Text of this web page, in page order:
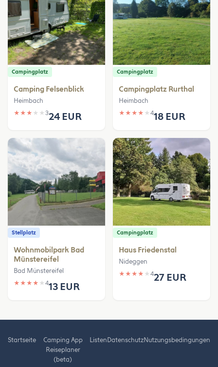
Campingplatz
Camping Felsenblick
Heimbach
★ ★ ★ ★ ★ 324 EUR
Campingplatz
Campingplatz Rurthal
Heimbach
★ ★ ★ ★ ★ 418 EUR
Stellplatz
Wohnmobilpark Bad
Münstereifel
Bad Münstereifel
★ ★ ★ ★ ★ 413 EUR
Campingplatz
Haus Friedenstal
Nideggen
★ ★ ★ ★ ★ 427 EUR
Startseite
Camping App
Reiseplaner
(beta)
ListenDatenschutzNutzungsbedingungen